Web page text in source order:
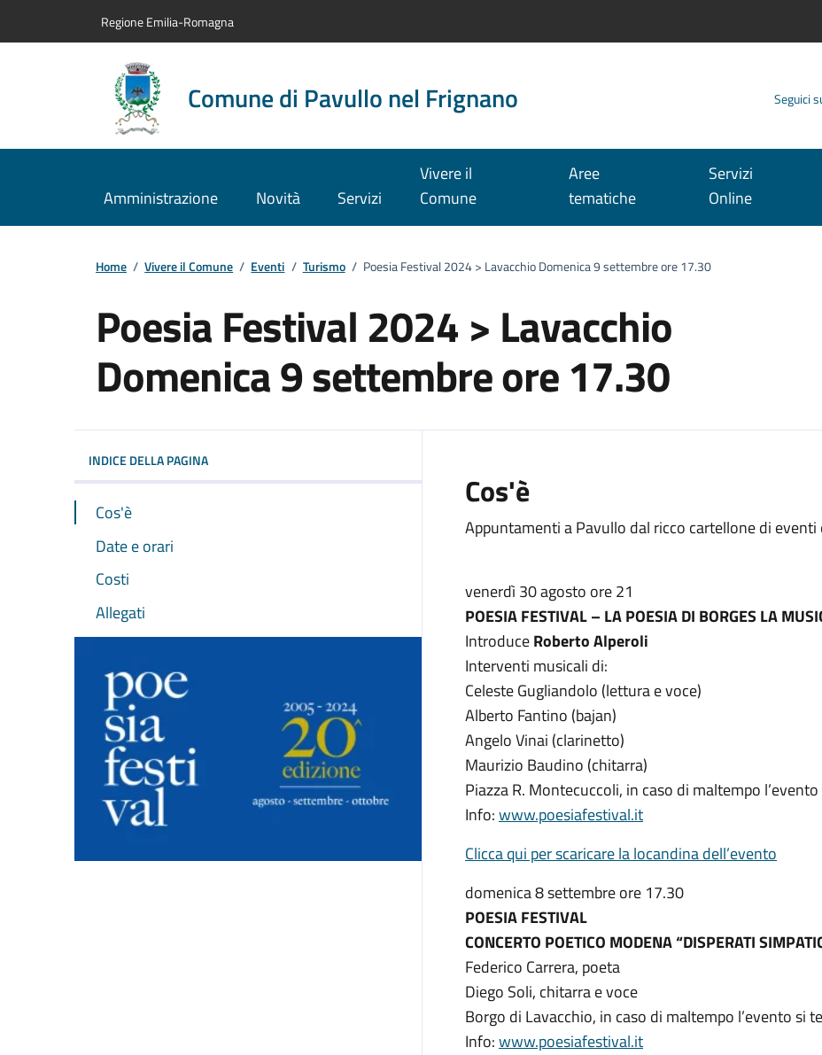
Regione Emilia-Romagna
Comune di Pavullo nel Frignano Seguici
Amministrazione Novità Servizi
Vivere il
Comune
Aree
tematiche
Servizi
Online
Home / Vivere il Comune / Eventi / Turismo / Poesia Festival 2024 > Lavacchio Domenica 9 settembre ore 17.30
Poesia Festival 2024 > Lavacchio
Domenica 9 settembre ore 17.30
Dettagli dell'evento:
INDICE DELLA PAGINA
Cos'è
Date e orari
Costi
Allegati
Cos'è
Appuntamenti a Pavullo dal ricco cartellone di
venerdì 30 agosto ore 21
POESIA FESTIVAL – LA POESIA DI BORGES LA
IntroduceRoberto Alperoli
Interventi musicali di:
Celeste Gugliandolo (lettura e voce)
Alberto Fantino (bajan)
Angelo Vinai (clarinetto)
Maurizio Baudino (chitarra)
Piazza R. Montecuccoli, in caso di maltempo
Info:www.poesiafestival.it
Clicca qui per scaricare la locandina dell’evento
domenica 8 settembre ore 17.30
POESIA FESTIVAL
CONCERTO POETICO MODENA “DISPERATI
Federico Carrera, poeta
Diego Soli, chitarra e voce
Borgo di Lavacchio, in caso di maltempo l’evento si
Info:www.poesiafestival.it